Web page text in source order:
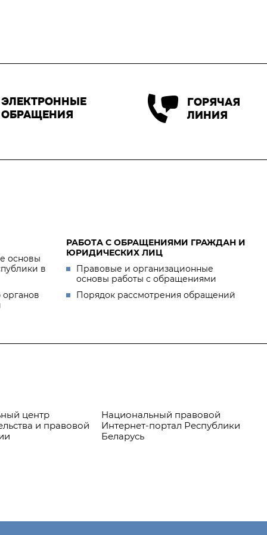
ЭЛЕКТРОННЫЕ
ОБРАЩЕНИЯ
ГОРЯЧАЯ
ЛИНИЯ
основы
в
РАБОТА С ОБРАЩЕНИЯМИ ГРАЖДАН И
ЮРИДИЧЕСКИХ ЛИЦ
Правовые и организационные
основы работы с обращениями
Порядок рассмотрения обращений
центр
и правовой
Национальный правовой
Интернет-портал Республики
Беларусь